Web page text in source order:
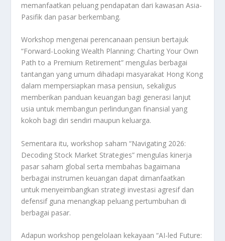
memanfaatkan peluang pendapatan dari kawasan Asia-
Pasifik dan pasar berkembang.
Workshop mengenai perencanaan pensiun bertajuk
“Forward-Looking Wealth Planning: Charting Your Own
Path to a Premium Retirement” mengulas berbagai
tantangan yang umum dihadapi masyarakat Hong Kong
dalam mempersiapkan masa pensiun, sekaligus
memberikan panduan keuangan bagi generasi lanjut
usia untuk membangun perlindungan finansial yang
kokoh bagi diri sendiri maupun keluarga.
Sementara itu, workshop saham “Navigating 2026:
Decoding Stock Market Strategies” mengulas kinerja
pasar saham global serta membahas bagaimana
berbagai instrumen keuangan dapat dimanfaatkan
untuk menyeimbangkan strategi investasi agresif dan
defensif guna menangkap peluang pertumbuhan di
berbagai pasar.
Adapun workshop pengelolaan kekayaan “AI-led Future: